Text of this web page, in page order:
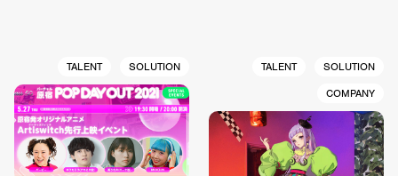
TALENT SOLUTION TALENT
SOLUTION
COMPANY